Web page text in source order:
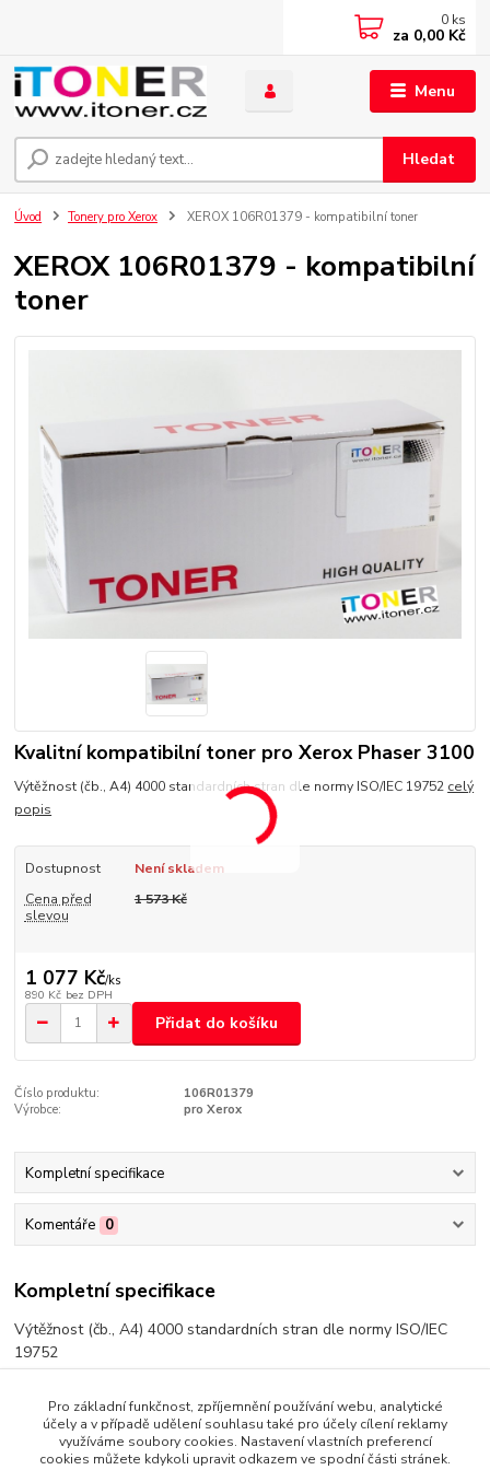
Menu
Hledat
0 ks
za 0,00 Kč
Úvod Tonery pro Xerox XEROX 106R01379 - kompatibilní toner
XEROX 106R01379 - kompatibilní
toner
Kvalitní kompatibilní toner pro Xerox Phaser 3100
Výtěžnost (čb., A4) 4000 standardních stran dle normy ISO/IEC 19752 celý
popis
Dostupnost
Není skladem
Cena před
slevou
1 573 Kč
1 077 Kč/ks
890 Kč bez DPH
Přidat do košíku
Číslo produktu:
106R01379
Výrobce:
pro Xerox
Kompletní specifikace
Komentáře 0
Kompletní specifikace
Výtěžnost (čb., A4) 4000 standardních stran dle normy ISO/IEC
19752
Zboží zařazeno v kategoriích
Pro základní funkčnost, zpříjemnění používání webu, analytické
účely a v případě udělení souhlasu také pro účely cílení reklamy
využíváme soubory cookies. Nastavení vlastních preferencí
cookies můžete kdykoli upravit odkazem ve spodní části stránek.